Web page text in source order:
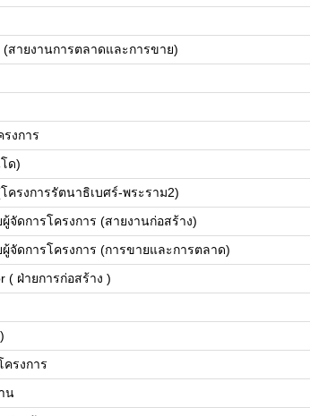
(สายงานการตลาดและการขาย)
งการ
ด)
ครงการรัตนาธิเบศร์-พระราม2)
จัดการโครงการ (สายงานก่อสร้าง)
จัดการโครงการ (การขายและการตลาด)
( ฝ่ายการก่อสร้าง )
รงการ
น